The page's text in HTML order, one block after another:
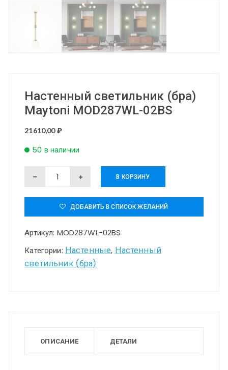
Настенный светильник (бра)
Maytoni MOD287WL-02BS
21610,00₽
50 в наличии
Количество
Настенный
светильник
(бра)
Maytoni
MOD287WL-
В КОРЗИНУ
ДОБАВИТЬ В СПИСОК ЖЕЛАНИЙ
Артикул: MOD287WL-02BS
Категории: Настенные, Настенный
светильник (бра)
ОПИСАНИЕ ДЕТАЛИ